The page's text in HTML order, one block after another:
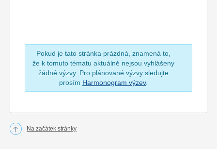
Pokud je tato stránka prázdná, znamená to,
že k tomuto tématu aktuálně nejsou vyhlášeny
žádné výzvy. Pro plánované výzvy sledujte
prosím Harmonogram výzev.
Na začátek stránky